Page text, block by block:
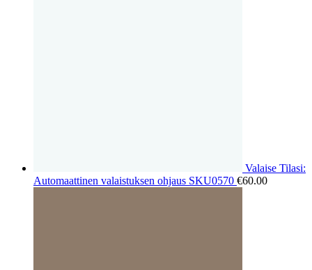
Valaise Tilasi:
Automaattinen valaistuksen ohjaus SKU0570 €60.00